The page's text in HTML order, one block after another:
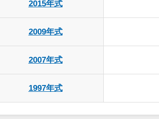
2015年式
2009年式
2007年式
1997年式